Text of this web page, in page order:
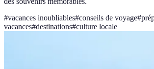
#vacances inoubliables#conseils de voyage#
vacances#destinations#culture locale